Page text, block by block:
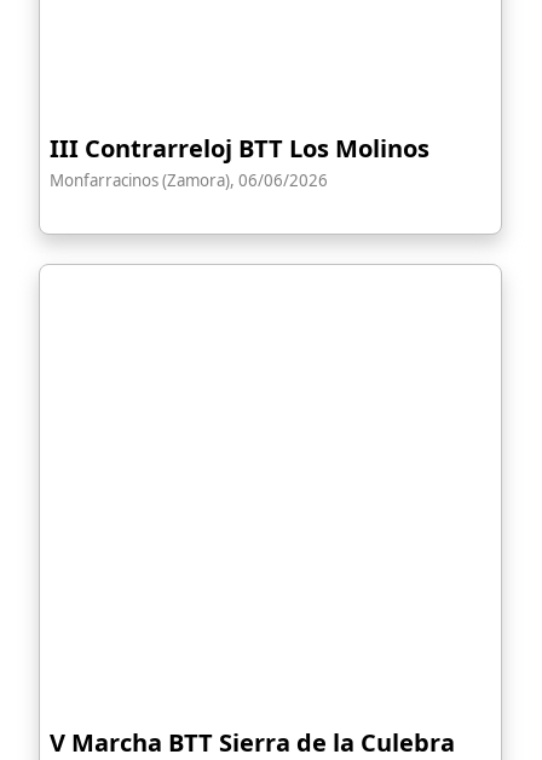
III Contrarreloj BTT Los Molinos
Monfarracinos (Zamora), 06/06/2026
V Marcha BTT Sierra de la Culebra